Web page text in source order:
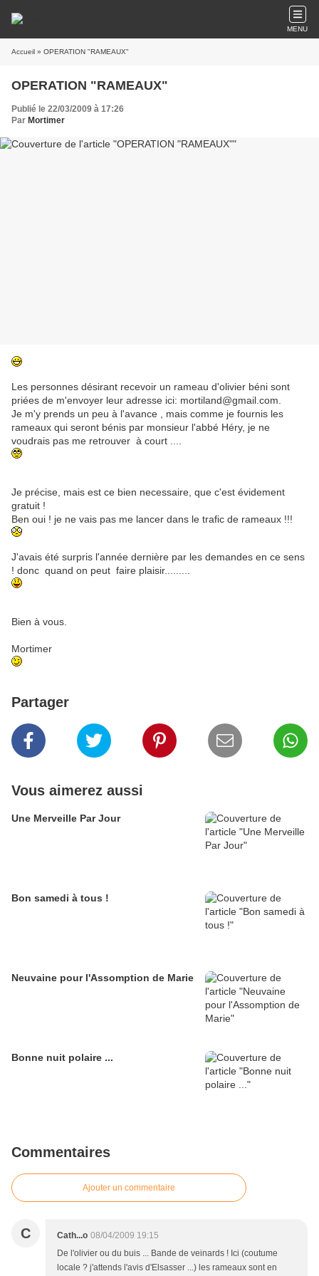
MENU
Accueil » OPERATION "RAMEAUX"
OPERATION "RAMEAUX"
Publié le 22/03/2009 à 17:26
Par Mortimer
Les personnes désirant recevoir un rameau d'olivier béni sont
priées de m'envoyer leur adresse ici: mortiland@gmail.com.
Je m'y prends un peu à l'avance , mais comme je fournis les
rameaux qui seront bénis par monsieur l'abbé Héry, je ne
voudrais pas me retrouver à court ....
Je précise, mais est ce bien necessaire, que c'est évidement
gratuit !
Ben oui ! je ne vais pas me lancer dans le trafic de rameaux !!!
J'avais été surpris l'année dernière par les demandes en ce sens
! donc quand on peut faire plaisir.........
Bien à vous.
Mortimer
Partager
Vous aimerez aussi
Une Merveille Par Jour
Bon samedi à tous !
Neuvaine pour l'Assomption de Marie
Bonne nuit polaire ...
Commentaires
Ajouter un commentaire
C Cath...o 08/04/2009 19:15
De l'olivier ou du buis ... Bande de veinards ! Ici (coutume
locale ? j'attends l'avis d'Elsasser ...) les rameaux sont en